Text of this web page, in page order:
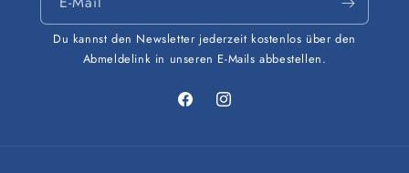
Du kannst den Newsletter jederzeit kostenlos über den
Abmeldelink in unseren E-Mails abbestellen.
FacebookInstagram